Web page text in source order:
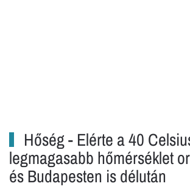
Hőség - Elérte a 40
legmagasabb hőmérséklet
és Budapesten is délután